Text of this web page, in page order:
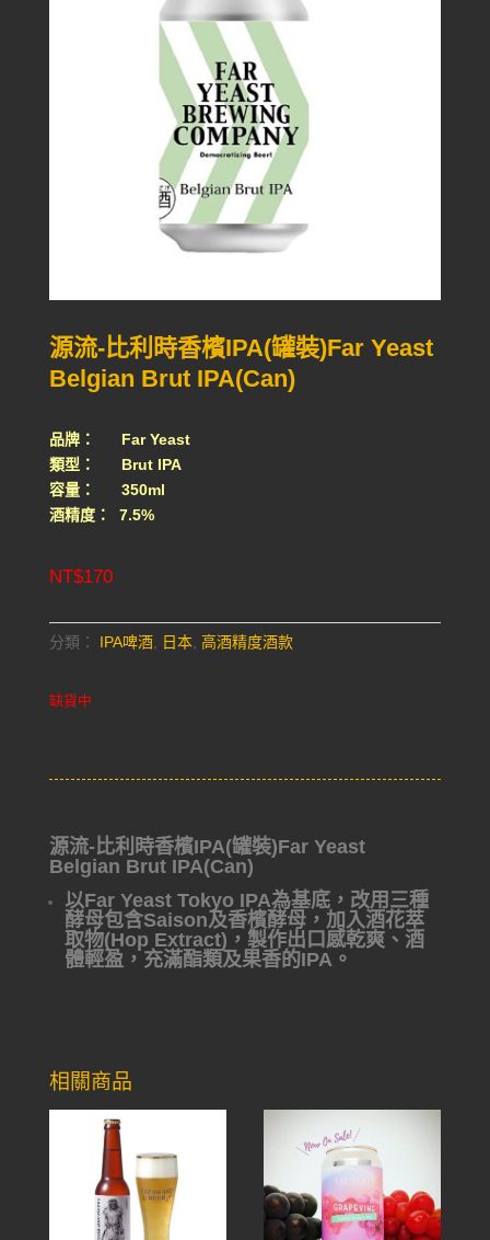
源流-比利時香檳IPA(罐裝)Far Yeast
Belgian Brut IPA(Can)
品牌： Far Yeast
類型： Brut IPA
容量： 350ml
酒精度： 7.5%
NT$170
分類： IPA啤酒, 日本, 高酒精度酒款
缺貨中
源流-比利時香檳IPA(罐裝)Far Yeast
Belgian Brut IPA(Can)
以Far Yeast Tokyo IPA為基底，改用三種
酵母包含Saison及香檳酵母，加入酒花萃
取物(Hop Extract)，製作出口感乾爽、酒
體輕盈，充滿酯類及果香的IPA。
相關商品